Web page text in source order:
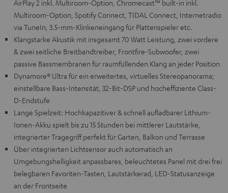
AirPlay 2 inkl. Multiroom-Option, Chromecast™ built-in inkl.
Multiroom-Option, Spotify Connect, TIDAL Connect, Internetradio
via TuneIn, 3.5-mm-Klinkeneingang für Plattenspieler etc.
Klangstarke Akustik mit insgesamt 70 Watt Leistung, zwei vordere
& zwei seitliche Breitbandtreiber, Frontfire-Subwoofer, zwei
passive Bassmembranen für raumfüllenden Klang an jeder Position
Dynamore® Ultra für ein erweitertes, virtuelles Stereopanorama;
einstellbare Bass-Intensität, 32-Bit-DSP und hocheffiziente Class-
D-Endstufe
Lange Spielzeit: Hochkapazitiver & schnell aufladbarer Lithium-
Ionen-Akku spielt bis zu 15 Stunden bei mittlerer Lautstärke,
integrierter Tragegriff perfekt für Garten, Balkon und Terrasse
Über integrierten Lichtsensor auch automatisch an
Umgebungshelligkeit anpassbares, beleuchtetes Panel mit drei frei
belegbaren Favoriten-Tasten, Lautstärkerad, LED-Statusanzeige
an der Frontseite